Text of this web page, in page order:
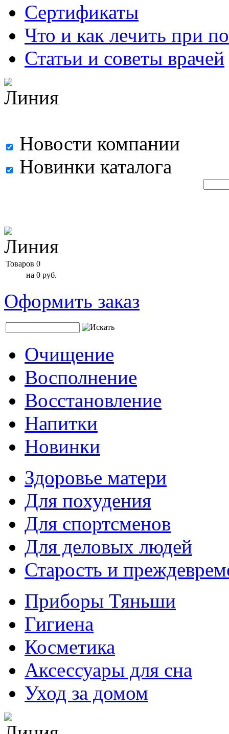
Сертификаты
Что и как лечить при
Статьи и советы врачей
Новости компании
Новинки каталога
Товаров 0
на 0 руб.
Оформить заказ
Очищение
Восполнение
Восстановление
Напитки
Новинки
Здоровье матери
Для похудения
Для спортсменов
Для деловых людей
Старость и
Приборы Тяньши
Гигиена
Косметика
Аксессуары для сна
Уход за домом